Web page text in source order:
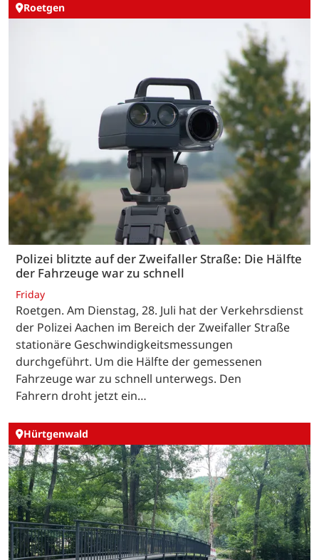
Roetgen
Polizei blitzte auf der Zweifaller Straße: Die Hälfte
der Fahrzeuge war zu schnell
Friday
Roetgen. Am Dienstag, 28. Juli hat der Verkehrsdienst
der Polizei Aachen im Bereich der Zweifaller Straße
stationäre Geschwindigkeitsmessungen
durchgeführt. Um die Hälfte der gemessenen
Fahrzeuge war zu schnell unterwegs. Den
Fahrern droht jetzt ein…
Hürtgenwald